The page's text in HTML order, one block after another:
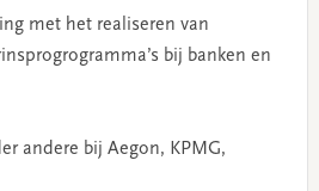
met het realiseren van
bij banken en
andere bij Aegon, KPMG,